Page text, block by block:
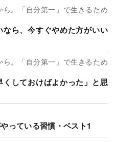
。「自分第一」で生きるため
なら、今すぐやめた方がいい
。「自分第一」で生きるため
しておけばよかった」と思
っている習慣・ベスト1